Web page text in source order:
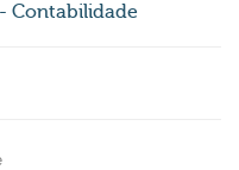
- Contabilidade